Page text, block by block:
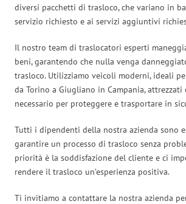
diversi pacchetti di trasloco, che variano in
servizio richiesto e ai servizi aggiuntivi
Il nostro team di traslocatori esperti
beni, garantendo che nulla venga
trasloco. Utilizziamo veicoli moderni, ideali
da Torino a Giugliano in Campania,
necessario per proteggere e trasportare in
Tutti i dipendenti della nostra azienda sono
garantire un processo di trasloco senza
priorità è la soddisfazione del cliente e ci
rendere il trasloco un’esperienza positiva.
Ti invitiamo a contattare la nostra azienda